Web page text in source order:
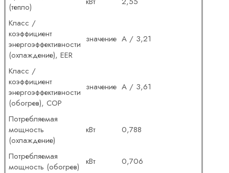
(тепло)
Класс /
коэффициент
энергоэффективности
(охлаждение), EER
значение А / 3,21
Класс /
коэффициент
энергоэффективности
(обогрев), COP
значение А / 3,61
Потребляемая
мощность
(охлаждение)
кВт 0,788
Потребляемая
мощность (обогрев)
кВт
0,706